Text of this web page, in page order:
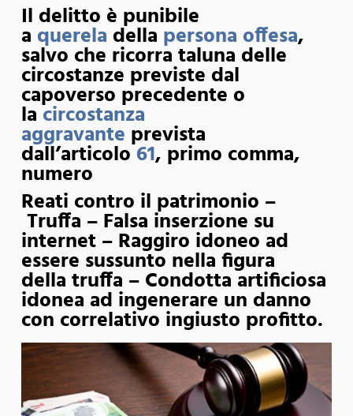
Il delitto è punibile
a querela della persona offesa,
salvo che ricorra taluna delle
circostanze previste dal
capoverso precedente o
lacircostanza
aggravante prevista
dall’articolo61, primo comma,
numero
Reati contro il patrimonio –
Truffa – Falsa inserzione su
internet – Raggiro idoneo ad
essere sussunto nella figura
della truffa – Condotta artificiosa
idonea ad ingenerare un danno
con correlativo ingiusto profitto.